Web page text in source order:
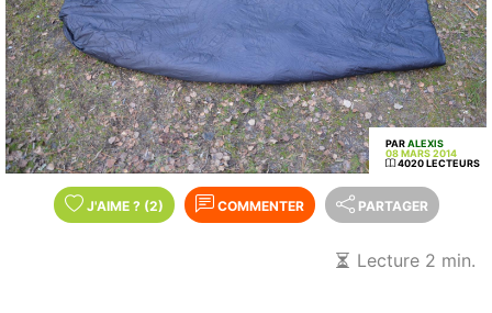
PARALEXIS
08 MARS 2014
4020 LECTEURS
J'AIME ? (2) COMMENTER PARTAGER
Lecture 2 min.